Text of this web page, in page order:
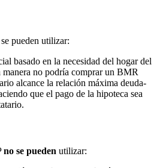
pueden utilizar:
basado en la necesidad del hogar del
manera no podría comprar un BMR
alcance la relación máxima deuda-
que el pago de la hipoteca sea
no se pueden utilizar: